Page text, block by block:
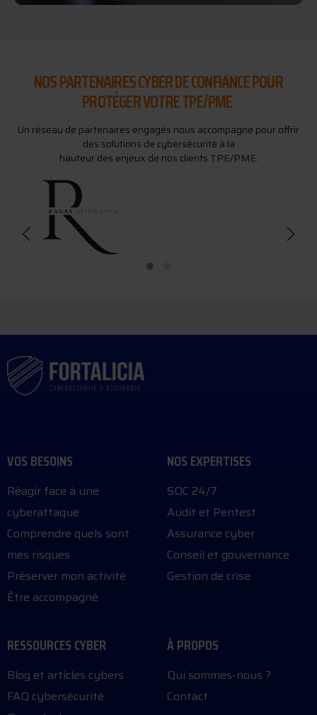
NOS PARTENAIRES CYBER DE CONFIANCE POUR
PROTÉGER VOTRE TPE/PME
Un réseau de partenaires engagés nous accompagne pour offrir
des solutions de cybersécurité à la
hauteur des enjeux de nos clients TPE/PME.
VOS BESOINS
Réagir face à une
cyberattaque
Comprendre quels sont
mes risques
Préserver mon activité
Être accompagné
NOS EXPERTISES
SOC 24/7
Audit et Pentest
Assurance cyber
Conseil et gouvernance
Gestion de crise
RESSOURCES CYBER
Blog et articles cybers
FAQ cybersécurité
À PROPOS
Qui sommes-nous ?
Contact